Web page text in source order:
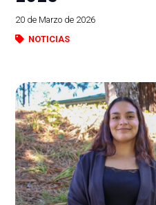
20 de Marzo de 2026
NOTICIAS